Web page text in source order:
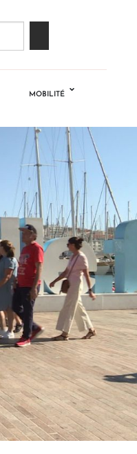
MOBILITÉ